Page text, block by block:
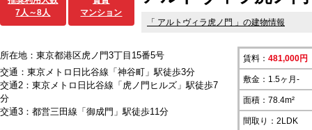
7人～8人
マンション
「 アルトヴィラ虎ノ門 」の建物情報
所在地：東京都港区虎ノ門3丁目15番5号
交通：東京メトロ日比谷線「神谷町」駅徒歩3分
交通2：東京メトロ日比谷線「虎ノ門ヒルズ」駅徒歩7
分
交通3：都営三田線「御成門」駅徒歩11分
賃料： 481,000円
敷金：1.5ヶ月-
面積：78.4m²
間取り：2LDK